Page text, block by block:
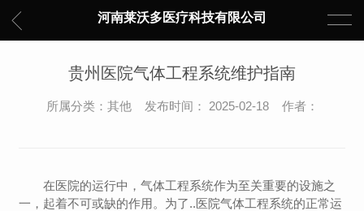
河南莱沃多医疗科技有限公司
贵州医院气体工程系统维护指南
所属分类：其他 发布时间： 2025-02-18 作者：
在医院的运行中，气体工程系统作为至关重要的设施之
一，起着不可或缺的作用。为了..医院气体工程系统的正常运